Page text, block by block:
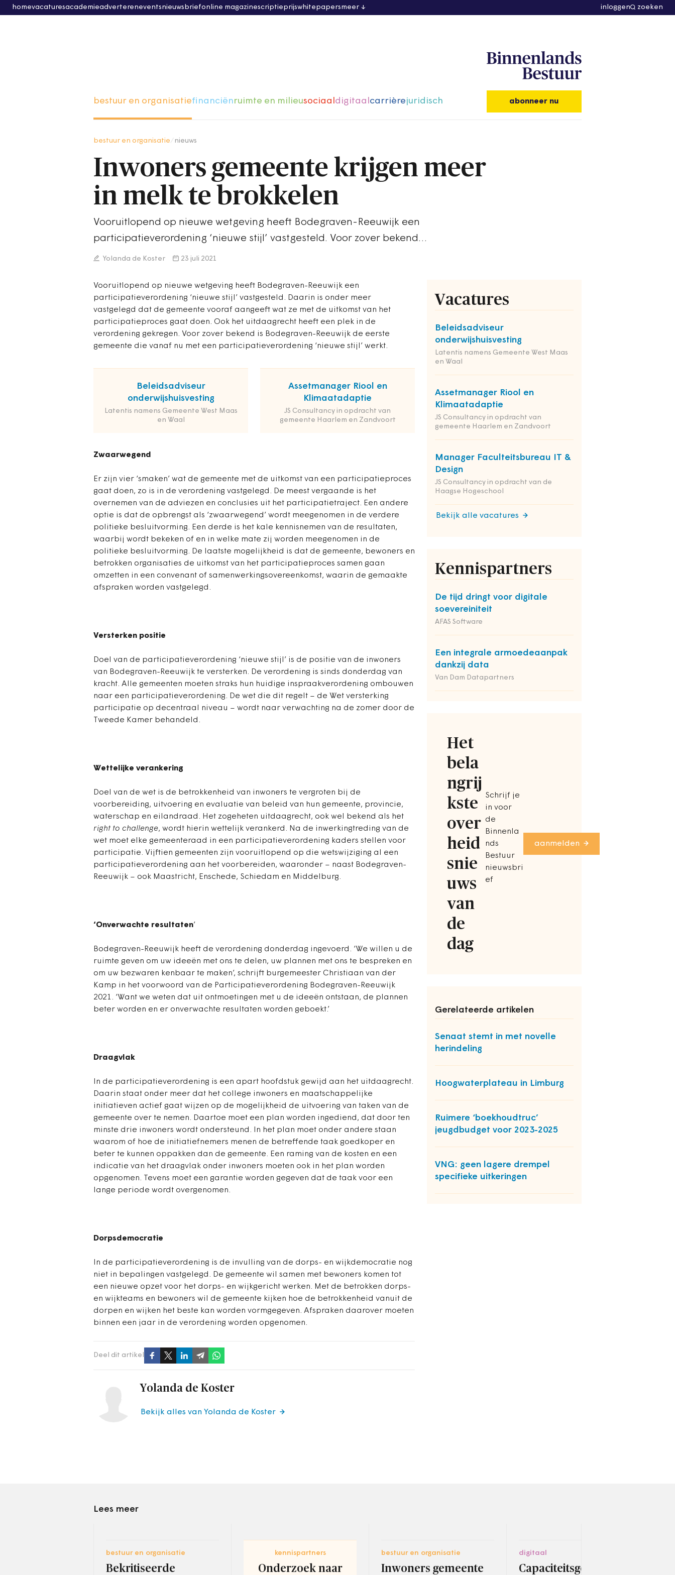
homevacaturesacademieadvertereneventsnieuwsbriefonline magazinescriptieprijswhitepapersmeer inloggen zoeken
bestuur en organisatiefinanciënruimte en milieusociaaldigitaalcarrièrejuridisch abonneer nu
bestuur en organisatie nieuws
Inwoners gemeente krijgen meer
in melk te brokkelen
Vooruitlopend op nieuwe wetgeving heeft Bodegraven-Reeuwijk een
participatieverordening ‘nieuwe stijl’ vastgesteld. Voor zover bekend…
Yolanda de Koster 23 juli 2021
Vooruitlopend op nieuwe wetgeving heeft Bodegraven-Reeuwijk een
participatieverordening ‘nieuwe stijl’ vastgesteld. Daarin is onder meer
vastgelegd dat de gemeente vooraf aangeeft wat ze met de uitkomst van het
participatieproces gaat doen. Ook het uitdaagrecht heeft een plek in de
verordening gekregen. Voor zover bekend is Bodegraven-Reeuwijk de eerste
gemeente die vanaf nu met een participatieverordening ‘nieuwe stijl’ werkt.
Beleidsadviseur
onderwijshuisvesting
Latentis namens Gemeente West Maas
en Waal
Assetmanager Riool en
Klimaatadaptie
JS Consultancy in opdracht van
gemeente Haarlem en Zandvoort
Zwaarwegend
Vacatures
Beleidsadviseur
onderwijshuisvesting
Latentis namens Gemeente West Maas
en Waal
Assetmanager Riool en
Klimaatadaptie
JS Consultancy in opdracht van
gemeente Haarlem en Zandvoort
Manager Faculteitsbureau IT &
Design
JS Consultancy in opdracht van de
Haagse Hogeschool
Bekijk alle vacatures
Kennispartners
De tijd dringt voor digitale
soevereiniteit
AFAS Software
Een integrale armoedeaanpak
dankzij data
Van Dam Datapartners
Het
bela
ngrij
kste
over
heid
snie
uws
van
de
dag
Schrijf je
in voor
de
Binnenla
nds
Bestuur
nieuwsbri
ef
aanmelden
Gerelateerde artikelen
Senaat stemt in met novelle
herindeling
Hoogwaterplateau in Limburg
Ruimere ‘boekhoudtruc’
jeugdbudget voor 2023-2025
VNG: geen lagere drempel
specifieke uitkeringen
Er zijn vier ‘smaken’ wat de gemeente met de uitkomst van een participatieproces
gaat doen, zo is in de verordening vastgelegd. De meest vergaande is het
overnemen van de adviezen en conclusies uit het participatietraject. Een andere
optie is dat de opbrengst als ‘zwaarwegend’ wordt meegenomen in de verdere
politieke besluitvorming. Een derde is het kale kennisnemen van de resultaten,
waarbij wordt bekeken of en in welke mate zij worden meegenomen in de
politieke besluitvorming. De laatste mogelijkheid is dat de gemeente, bewoners en
betrokken organisaties de uitkomst van het participatieproces samen gaan
omzetten in een convenant of samenwerkingsovereenkomst, waarin de gemaakte
afspraken worden vastgelegd.
Versterken positie
Doel van de participatieverordening ‘nieuwe stijl’ is de positie van de inwoners
van Bodegraven-Reeuwijk te versterken. De verordening is sinds donderdag van
kracht. Alle gemeenten moeten straks hun huidige inspraakverordening ombouwen
naar een participatieverordening. De wet die dit regelt – de Wet versterking
participatie op decentraal niveau – wordt naar verwachting na de zomer door de
Tweede Kamer behandeld.
Wettelijke verankering
Doel van de wet is de betrokkenheid van inwoners te vergroten bij de
voorbereiding, uitvoering en evaluatie van beleid van hun gemeente, provincie,
waterschap en eilandraad. Het zogeheten uitdaagrecht, ook wel bekend als het
right to challenge, wordt hierin wettelijk verankerd. Na de inwerkingtreding van de
wet moet elke gemeenteraad in een participatieverordening kaders stellen voor
participatie. Vijftien gemeenten zijn vooruitlopend op die wetswijziging al een
participatieverordening aan het voorbereiden, waaronder – naast Bodegraven-
Reeuwijk – ook Maastricht, Enschede, Schiedam en Middelburg.
‘Onverwachte resultaten’
Bodegraven-Reeuwijk heeft de verordening donderdag ingevoerd. ‘We willen u de
ruimte geven om uw ideeën met ons te delen, uw plannen met ons te bespreken en
om uw bezwaren kenbaar te maken’, schrijft burgemeester Christiaan van der
Kamp in het voorwoord van de Participatieverordening Bodegraven-Reeuwijk
2021. ‘Want we weten dat uit ontmoetingen met u de ideeën ontstaan, de plannen
beter worden en er onverwachte resultaten worden geboekt.’
Draagvlak
In de participatieverordening is een apart hoofdstuk gewijd aan het uitdaagrecht.
Daarin staat onder meer dat het college inwoners en maatschappelijke
initiatieven actief gaat wijzen op de mogelijkheid de uitvoering van taken van de
gemeente over te nemen. Daartoe moet een plan worden ingediend, dat door ten
minste drie inwoners wordt ondersteund. In het plan moet onder andere staan
waarom of hoe de initiatiefnemers menen de betreffende taak goedkoper en
beter te kunnen oppakken dan de gemeente. Een raming van de kosten en een
indicatie van het draagvlak onder inwoners moeten ook in het plan worden
opgenomen. Tevens moet een garantie worden gegeven dat de taak voor een
lange periode wordt overgenomen.
Dorpsdemocratie
In de participatieverordening is de invulling van de dorps- en wijkdemocratie nog
niet in bepalingen vastgelegd. De gemeente wil samen met bewoners komen tot
een nieuwe opzet voor het dorps- en wijkgericht werken. Met de betrokken dorps-
en wijkteams en bewoners wil de gemeente kijken hoe de betrokkenheid vanuit de
dorpen en wijken het beste kan worden vormgegeven. Afspraken daarover moeten
binnen een jaar in de verordening worden opgenomen.
Deel dit artikel
Yolanda de Koster
Bekijk alles van Yolanda de Koster
Lees meer
bestuur en organisatie
Bekritiseerde
kennispartners
Onderzoek naar
bestuur en organisatie
Inwoners gemeente
digitaal
Capaciteitsgebrek